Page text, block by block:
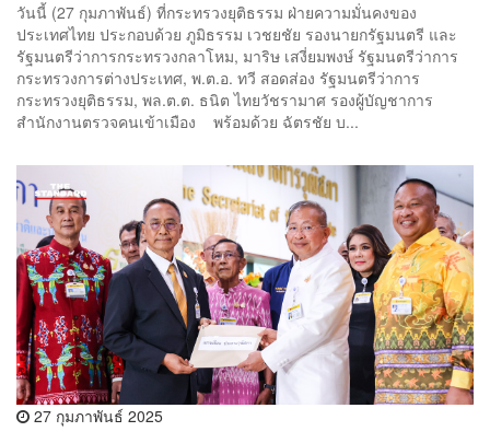
วันนี้ (27 กุมภาพันธ์) ที่กระทรวงยุติธรรม ฝ่ายความมั่นคงของ
ประเทศไทย ประกอบด้วย ภูมิธรรม เวชยชัย รองนายกรัฐมนตรี และ
รัฐมนตรีว่าการกระทรวงกลาโหม, มาริษ เสงี่ยมพงษ์ รัฐมนตรีว่าการ
กระทรวงการต่างประเทศ, พ.ต.อ. ทวี สอดส่อง รัฐมนตรีว่าการ
กระทรวงยุติธรรม, พล.ต.ต. ธนิต ไทยวัชรามาศ รองผู้บัญชาการ
สำนักงานตรวจคนเข้าเมือง พร้อมด้วย ฉัตรชัย บ...
27 กุมภาพันธ์ 2025